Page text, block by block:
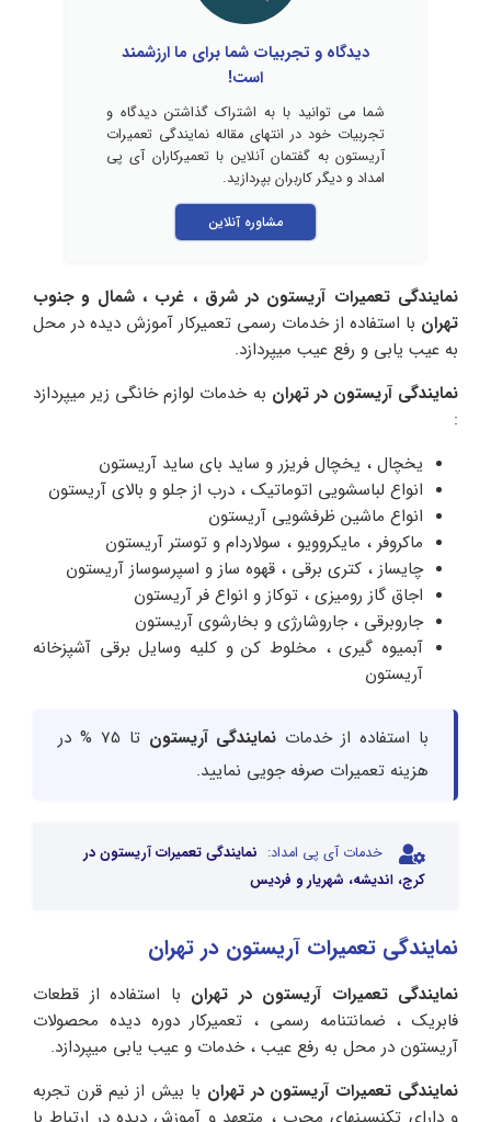
دیدگاه و تجربیات شما برای ما ارزشمند
است!
شما می توانید با به اشتراک گذاشتن دیدگاه و
تجربیات خود در انتهای مقاله نمایندگی تعمیرات
آریستون به گفتمان آنلاین با تعمیرکاران آی پی
امداد و دیگر کاربران بپردازید.
مشاوره آنلاین
نمایندگی تعمیرات آریستون در شرق ، غرب ، شمال و جنوب
تهران با استفاده از خدمات رسمی تعمیرکار آموزش دیده در محل
به عیب یابی و رفع عیب میپردازد.
نمایندگی آریستون در تهران به خدمات لوازم خانگی زیر میپردازد
:
یخچال ، یخچال فریزر و ساید بای ساید آریستون
انواع لباسشویی اتوماتیک ، درب از جلو و بالای آریستون
انواع ماشین ظرفشویی آریستون
ماکروفر ، مایکروویو ، سولاردام و توستر آریستون
چایساز ، کتری برقی ، قهوه ساز و اسپرسوساز آریستون
اجاق گاز رومیزی ، توکاز و انواع فر آریستون
جاروبرقی ، جاروشارژی و بخارشوی آریستون
آبمیوه گیری ، مخلوط کن و کلیه وسایل برقی آشپزخانه
آریستون
با استفاده از خدمات نمایندگی آریستون
تا 75 % در
هزینه تعمیرات صرفه جویی نمایید.
خدمات آی پی امداد: نمایندگی تعمیرات آریستون در
کرج، اندیشه، شهریار و فردیس
نمایندگی تعمیرات آریستون در تهران
نمایندگی تعمیرات آریستون در تهران با استفاده از قطعات
فابریک ، ضمانتنامه رسمی ، تعمیرکار دوره دیده محصولات
آریستون در محل به رفع عیب ، خدمات و عیب یابی میپردازد.
نمایندگی تعمیرات آریستون در تهران با بیش از نیم قرن تجربه